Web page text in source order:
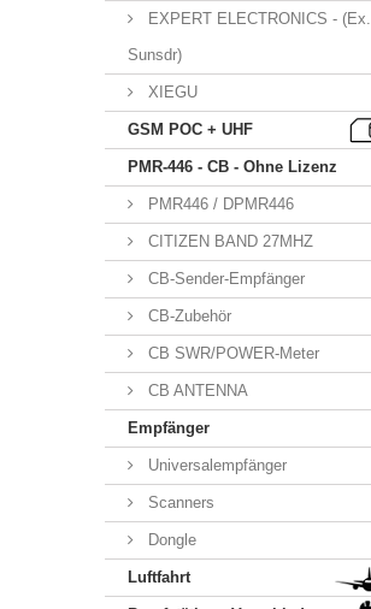
EXPERT ELECTRONICS - (Ex.
Sunsdr)
XIEGU
GSM POC + UHF
PMR-446 - CB - Ohne Lizenz
PMR446 / DPMR446
CITIZEN BAND 27MHZ
CB-Sender-Empfänger
CB-Zubehör
CB SWR/POWER-Meter
CB ANTENNA
Empfänger
Universalempfänger
Scanners
Dongle
Luftfahrt